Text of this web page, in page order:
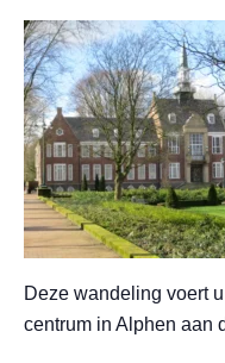
Deze wandeling voert
centrum in Alphen aan